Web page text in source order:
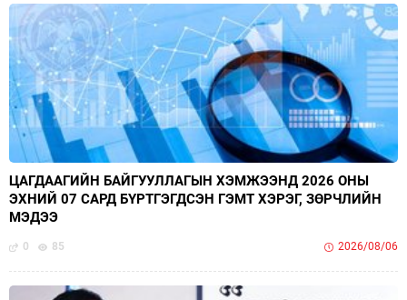
ЦАГДААГИЙН БАЙГУУЛЛАГЫН ХЭМЖЭЭНД 2026 ОНЫ
ЭХНИЙ 07 САРД БҮРТГЭГДСЭН ГЭМТ ХЭРЭГ, ЗӨРЧЛИЙН
МЭДЭЭ
0 85 2026/08/06